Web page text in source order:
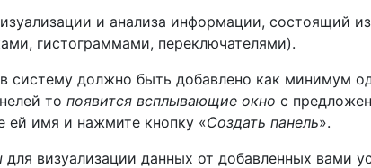
и анализа информации, состоящий
гистограммами, переключателями).
систему должно быть добавлено как минимум
то появится всплывающие окно с
ей имя и нажмите кнопку «Создать панель».
для визуализации данных от добавленных вами